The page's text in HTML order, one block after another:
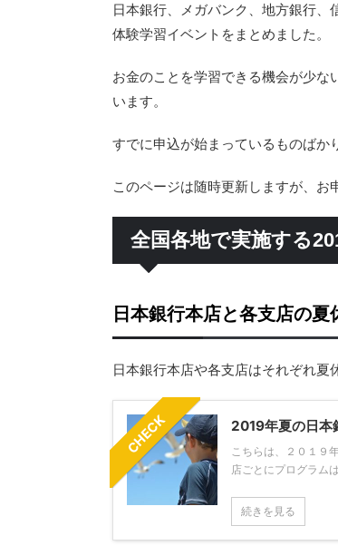
日本銀行、メガバンク、地方銀行
体験学習イベントをまとめました。
お金のことを学習できる機会が少
います。
すでに申込が始まっているものばか
このページは随時更新しますが、お
全国各地で実施する
日本銀行本店と各支店の夏
日本銀行本店や各支店はそれぞれ夏
CHECK 2019年夏の日本
こちらは、２０１９
店ごとにプログラム
続きを見る